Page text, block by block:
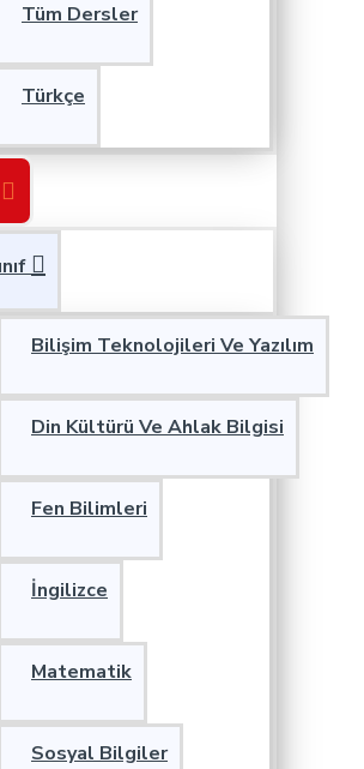
Tüm Dersler
Türkçe
Bilişim Teknolojileri Ve Yazılım
Din Kültürü Ve Ahlak Bilgisi
Fen Bilimleri
İngilizce
Matematik
Sosyal Bilgiler